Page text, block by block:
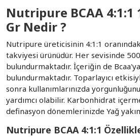
Nutripure BCAA 4:1:1
Gr Nedir ?
Nutripure üreticisinin 4:1:1
takviyesi ürünüdür. Her sevisinde
bulundurmaktadır. İçeriğin de
bulundurmaktadır. Toparlayıcı
sonra kullanımlarınızda
yardımcı olabilir. Karbonhidrat
definasyon dönemlerinizde Yağ
Nutripure BCAA 4:1:1